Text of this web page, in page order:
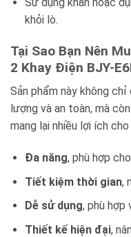
khỏi lò.
Tại Sao Bạn Nên
2 Khay Điện BJY-
Sản phẩm này không
lượng và an toàn, mà
mang lại nhiều lợi ích
Đa năng, phù hợp
Tiết kiệm thời gian,
Dễ sử dụng, phù hợp
Thiết kế hiện đại,